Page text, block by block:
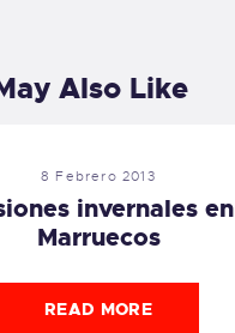
Also Like
8 Febrero 2013
invernales en
Marruecos
READ MORE